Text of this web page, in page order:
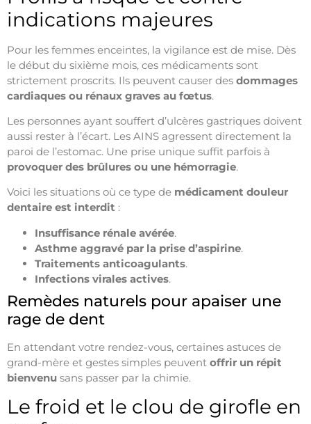
indications majeures
Pour les femmes enceintes, la vigilance est de mise. Dès
le début du sixième mois, ces médicaments sont
strictement proscrits. Ils peuvent causer des dommages
cardiaques ou rénaux graves au fœtus.
Les personnes ayant souffert d’ulcères gastriques doivent
aussi rester à l’écart. Les AINS agressent directement la
paroi de l’estomac. Une prise unique suffit parfois à
provoquer des brûlures ou une hémorragie.
Voici les situations où ce type de médicament douleur
dentaire est interdit :
Insuffisance rénale avérée.
Asthme aggravé par la prise d’aspirine.
Traitements anticoagulants.
Infections virales actives.
Remèdes naturels pour apaiser une
rage de dent
En attendant votre rendez-vous, certaines astuces de
grand-mère et gestes simples peuvent offrir un répit
bienvenu sans passer par la chimie.
Le froid et le clou de girofle en